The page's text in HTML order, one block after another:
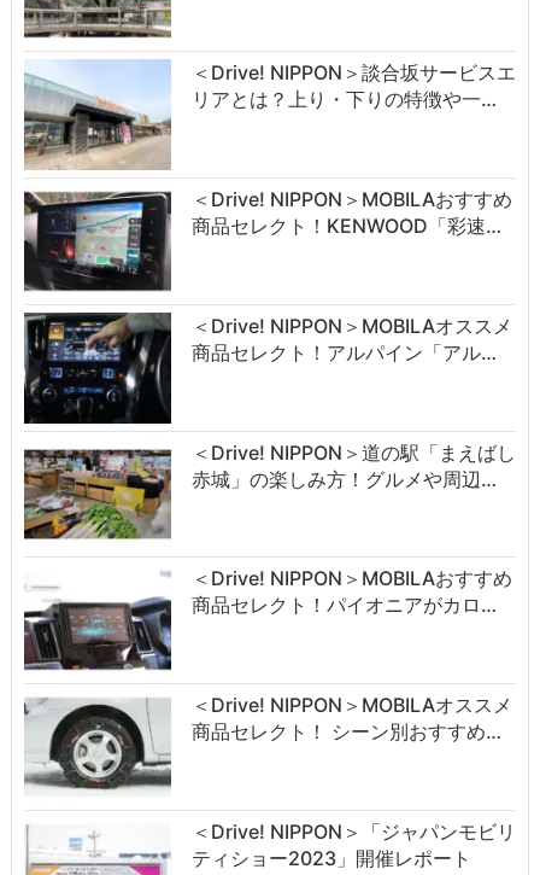
＜Drive! NIPPON＞談合坂サービスエ
リアとは？上り・下りの特徴や一…
＜Drive! NIPPON＞MOBILAおすすめ
商品セレクト！KENWOOD「彩速…
＜Drive! NIPPON＞MOBILAオススメ
商品セレクト！アルパイン「アル…
＜Drive! NIPPON＞道の駅「まえばし
赤城」の楽しみ方！グルメや周辺…
＜Drive! NIPPON＞MOBILAおすすめ
商品セレクト！パイオニアがカロ…
＜Drive! NIPPON＞MOBILAオススメ
商品セレクト！ シーン別おすすめ…
＜Drive! NIPPON＞「ジャパンモビリ
ティショー2023」開催レポート